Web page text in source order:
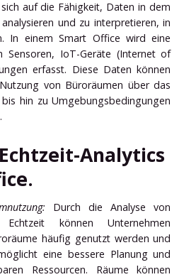
auf die Fähigkeit, Daten in dem
und zu interpretieren, in
In einem Smart Office wird eine
Sensoren, IoT-Geräte (Internet of
erfasst. Diese Daten können
von Büroräumen über das
hin zu Umgebungsbedingungen
Analytics
Durch die Analyse von
können Unternehmen
häufig genutzt werden und
eine bessere Planung und
Ressourcen. Räume können